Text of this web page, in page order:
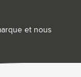
et nous